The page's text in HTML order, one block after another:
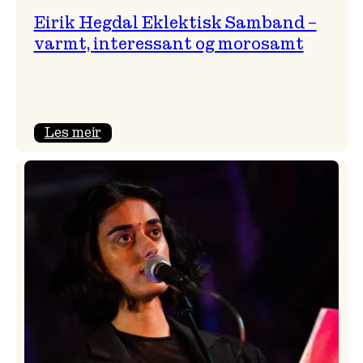
Eirik Hegdal Eklektisk Samband –
varmt, interessant og morosamt
Les meir:
Eklektisk
Samband
–
varmt,
interessant
morosamt